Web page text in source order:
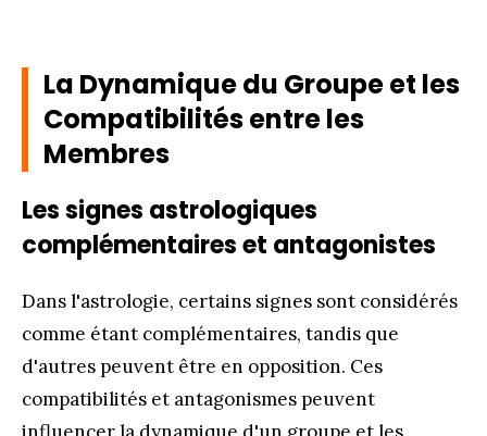
La Dynamique du Groupe et les
Compatibilités entre les
Membres
Les signes astrologiques
complémentaires et antagonistes
Dans l'astrologie, certains signes sont considérés
comme étant complémentaires, tandis que
d'autres peuvent être en opposition. Ces
compatibilités et antagonismes peuvent